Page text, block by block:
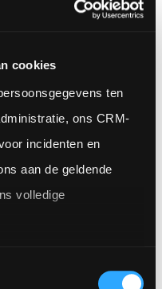
cookies
ten
ons CRM-
incidenten en
aan de geldende
volledige